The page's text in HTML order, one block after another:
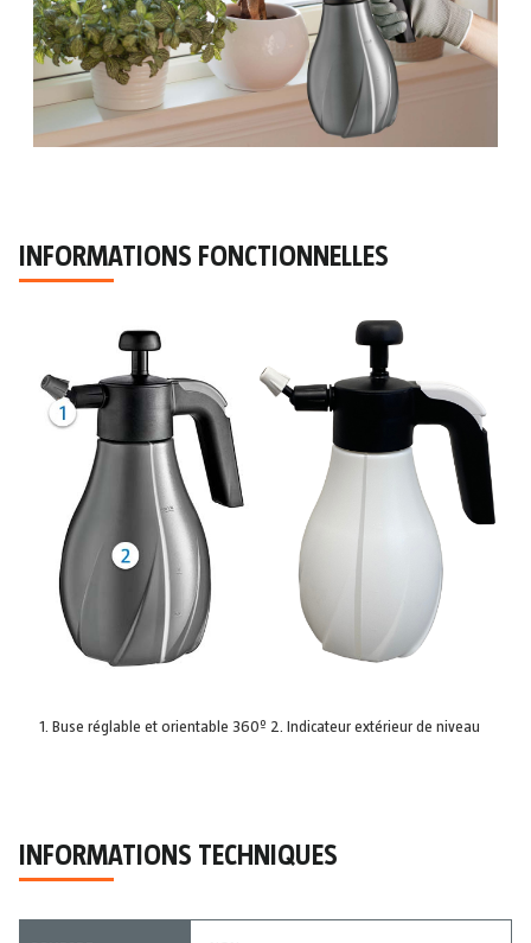
INFORMATIONS FONCTIONNELLES
Buse réglable et orientable 360º Indicateur extérieur de niveau
INFORMATIONS TECHNIQUES